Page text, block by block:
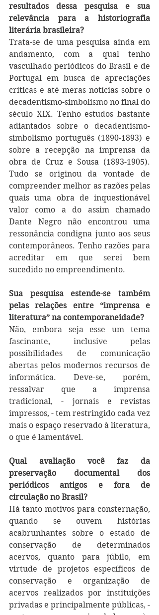
resultados dessa pesquisa e sua
relevância para a historiografia
literária brasileira?
Trata-se de uma pesquisa ainda em
andamento, com a qual tenho
vasculhado periódicos do Brasil e de
Portugal em busca de apreciações
críticas e até meras notícias sobre o
decadentismo-simbolismo no final do
século XIX. Tenho estudos bastante
adiantados sobre o decadentismo-
simbolismo português (1890-1893) e
sobre a recepção na imprensa da
obra de Cruz e Sousa (1893-1905).
Tudo se originou da vontade de
compreender melhor as razões pelas
quais uma obra de inquestionável
valor como a do assim chamado
Dante Negro não encontrou uma
ressonância condigna junto aos seus
contemporâneos. Tenho razões para
acreditar em que serei bem
sucedido no empreendimento.
Sua pesquisa estende-se também
pelas relações entre “imprensa e
literatura” na contemporaneidade?
Não, embora seja esse um tema
fascinante, inclusive pelas
possibilidades de comunicação
abertas pelos modernos recursos de
informática. Deve-se, porém,
ressalvar que a imprensa
tradicional, - jornais e revistas
impressos, - tem restringido cada vez
mais o espaço reservado à literatura,
o que é lamentável.
Qual avaliação você faz da
preservação documental dos
periódicos antigos e fora de
circulação no Brasil?
Há tanto motivos para consternação,
quando se ouvem histórias
acabrunhantes sobre o estado de
conservação de determinados
acervos, quanto para júbilo, em
virtude de projetos específicos de
conservação e organização de
acervos realizados por instituições
privadas e principalmente públicas, -